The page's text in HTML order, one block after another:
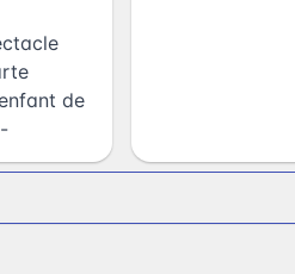
de